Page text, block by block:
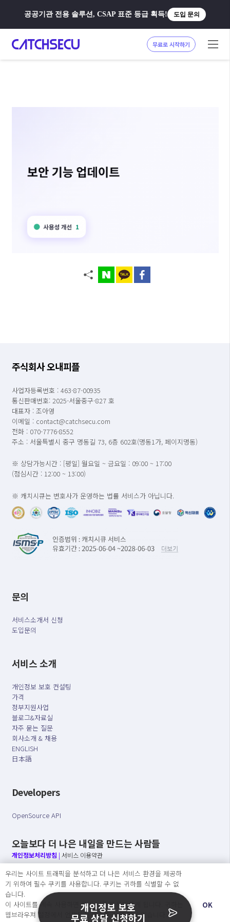
공공기관 전용 솔루션, CSAP 표준 등급 획득! 도입 문의
무료로 시작하기
주식회사 오내피플
사업자등록번호 : 463-87-00935
통신판매번호: 2025-서울중구-827 호
대표자 : 조아영
이메일 : contact@catchsecu.com
전화 : 070-7776-8552
주소 : 서울특별시 중구 명동길 73, 6층 602호(명동1가, 페이지명동)
※ 상담가능시간 : [평일] 월요일 ~ 금요일 : 09:00 ~ 17:00
(점심시간 : 12:00 ~ 13:00)
※ 캐치시큐는 변호사가 운영하는 법률 서비스가 아닙니다.
문의
서비스소개서 신청
도입문의
서비스 소개
개인정보 보호 컨설팅
가격
정부지원사업
블로그&자료실
자주 묻는 질문
회사소개 & 채용
ENGLISH
日本語
Developers
OpenSource API
오늘보다 더 나은 내일을 만드는 사람들
개인정보처리방침 | 서비스 이용약관
○ 개인정보보호 컴플라이언스를 선도하겠습니다.
○ 정보주체의 권리를 보장하겠습니다.
○ 기업의 개인정보보호를 위한 효율적 관리를 보장하겠습니다.
우리는 사이트 트래픽을 분석하고 더 나은 서비스 환경을 제공하
기 위하여 필수 쿠키를 사용합니다. 쿠키는 귀하를 식별할 수 없
습니다.
이 사이트를 계속 사용하면 쿠키 사용에 동의하게 됩니다. 귀하는
웹브라우져 설정에서 언제든지 쿠키를 삭제 할 수있습니다.
OK
개인정보 보호
무료 상담 신청하기